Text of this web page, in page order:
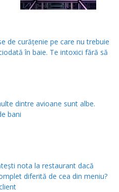
de curăţenie pe care nu trebuie
în baie. Te intoxici fără să
dintre avioane sunt albe.
bani
nota la restaurant dacă
diferită de cea din meniu?